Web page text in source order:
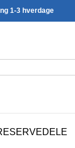
1-3 hverdage